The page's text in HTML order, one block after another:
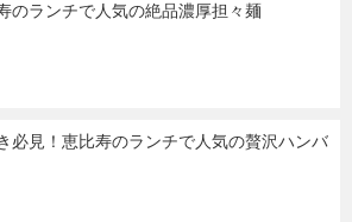
のランチで人気の絶品濃厚担々麺
必見！恵比寿のランチで人気の贅沢ハンバ